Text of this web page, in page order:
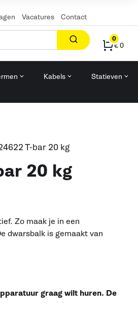
Vacatures Contact
0
€ 0
Kabels Statieven
T-bar 20 kg
20 kg
Zo maak je in een
dwarsbalk is gemaakt van
graag wilt huren. De